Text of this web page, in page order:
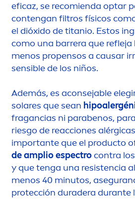
eficaz, se recomienda optar
contengan filtros físicos
el dióxido de titanio. Estos
como una barrera que refleja
menos propensos a causar
sensible de los niños.
Además, es aconsejable
solares que sean
fragancias ni parabenos,
riesgo de reacciones
importante que el producto
de amplio espectrocontra
y que tenga una resistencia
menos 40 minutos,
protección duradera durante